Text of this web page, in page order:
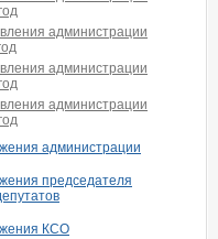
администрации
администрации
администрации
администрации
председателя
КСО